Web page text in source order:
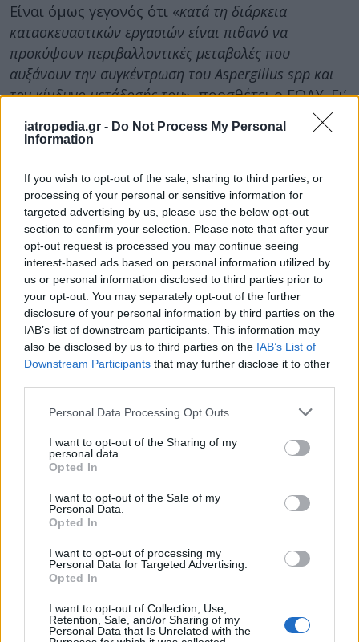
iatropedia.gr - Do Not Process My Personal
Information
If you wish to opt-out of the sale, sharing to third parties, or
processing of your personal or sensitive information for
targeted advertising by us, please use the below opt-out
section to confirm your selection. Please note that after your
opt-out request is processed you may continue seeing
interest-based ads based on personal information utilized by
us or personal information disclosed to third parties prior to
your opt-out. You may separately opt-out of the further
disclosure of your personal information by third parties on the
IAB’s list of downstream participants. This information may
also be disclosed by us to third parties on the IAB’s List of
Downstream Participants that may further disclose it to other
Personal Data Processing Opt Outs
I want to opt-out of the Sharing of my
personal data.
Opted In
I want to opt-out of the Sale of my
Personal Data.
Opted In
I want to opt-out of processing my
Personal Data for Targeted Advertising.
Opted In
I want to opt-out of Collection, Use,
Retention, Sale, and/or Sharing of my
Personal Data that Is Unrelated with the
Είναι όμως γεγονός ότι «κατά τη διάρκεια
κατασκευαστικών εργασιών είναι πιθανό να
προκύψουν περιβαλλοντικές μεταβολές που
αυξάνουν την συγκέντρωση του Aspergillus spp και
τον κίνδυνο μετάδοσής του», προσθέτει ο ΕΟΔΥ. Γι’
Αυξημένη επαγρύπνηση και επιτήρηση για
μεταδιδόμενων λοιμώξεων σε σοβαρά
ανοσοκατασταλμένους ασθενείς
Λήψη προληπτικών μέτρων για τον ασφαλή
αερισμό των χώρων νοσηλείας και
διακίνησης των ασθενών
Με βάση τα μέχρι σήμερα δεδομένα, παραμένουν σε
ισχύ οι συστάσεις για συνέχιση της αυστηρής
εφαρμογής των μέτρων πρόληψης και ελέγχου
λοιμώξεων καθ’ όλη τη διάρκεια των
κατασκευαστικών εργασιών», προσθέτει ο
Οργανισμός. Ηέμφασηέχει δοθεί:
Στην αποτροπή εισόδου αέρα και σκόνης
από τις περιοχές των εργασιών προς τους
χώρους νοσηλείας των ασθενών
Στον περιορισμό της έκθεσης, ιδιαίτερα των
νοσηλευόμενων ασθενών με σοβαρή
Ο ΕΟΔΥ βρίσκεται σε στενή συνεργασία με την
νοσοκομείου και παρακολουθεί την πορεία των
μικροβιολογικών διερευνήσεων στο περιβάλλον και